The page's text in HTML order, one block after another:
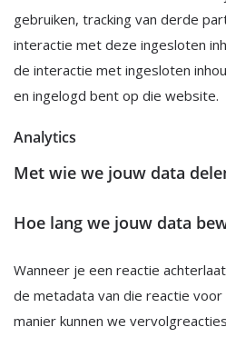
gebruiken, tracking van derde
interactie met deze ingesloten
de interactie met ingesloten
en ingelogd bent op die website.
Analytics
Met wie we jouw data
Hoe lang we jouw data
Wanneer je een reactie
de metadata van die reactie
manier kunnen we